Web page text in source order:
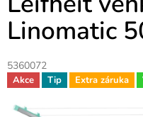
Linomatic
5360072
Akce Tip Extra záruka